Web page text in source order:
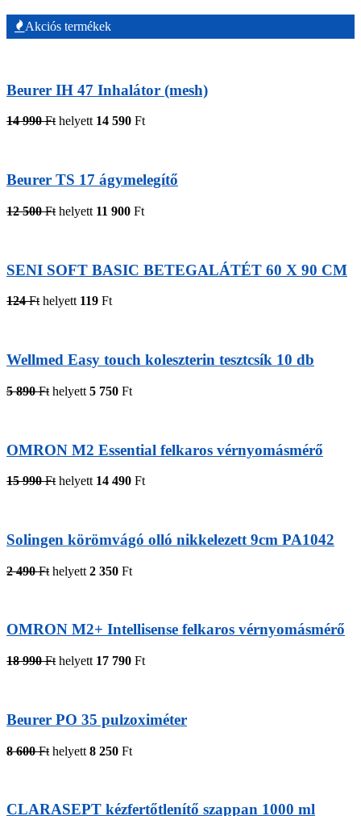
Akciós termékek
Beurer IH 47 Inhalátor (mesh)
14 990 Fthelyett 14 590 Ft
Beurer TS 17 ágymelegítő
12 500 Ft helyett 11 900 Ft
SENI SOFT BASIC BETEGALÁTÉT 60 X 90 CM
124 Ft helyett 119 Ft
Wellmed Easy touch koleszterin tesztcsík 10 db
5 890 Ft helyett 5 750 Ft
OMRON M2 Essential felkaros vérnyomásmérő
15 990 Ft helyett 14 490 Ft
Solingen körömvágó olló nikkelezett 9cm PA1042
2 490 Ft helyett 2 350 Ft
OMRON M2+ Intellisense felkaros vérnyomásmérő
18 990 Ft helyett 17 790 Ft
Beurer PO 35 pulzoximéter
8 600 Ft helyett 8 250 Ft
CLARASEPT kézfertőtlenítő szappan 1000 ml